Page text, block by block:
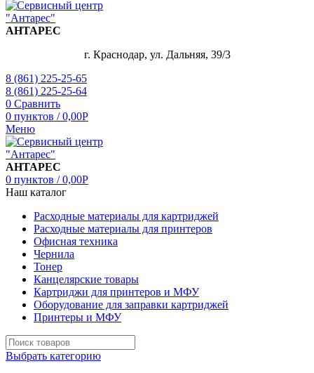
АНТАРЕС
г. Краснодар, ул. Дальняя, 39/3
8 (861) 225-25-65
8 (861) 225-25-64
0 Сравнить
0 пунктов / 0,00Р
Меню
АНТАРЕС
0 пунктов / 0,00Р
Наш каталог
Расходные материалы для картриджей
Расходные материалы для принтеров
Офисная техника
Чернила
Тонер
Канцелярские товары
Картриджи для принтеров и МФУ
Оборудование для заправки картриджей
Принтеры и МФУ
Выбрать категорию